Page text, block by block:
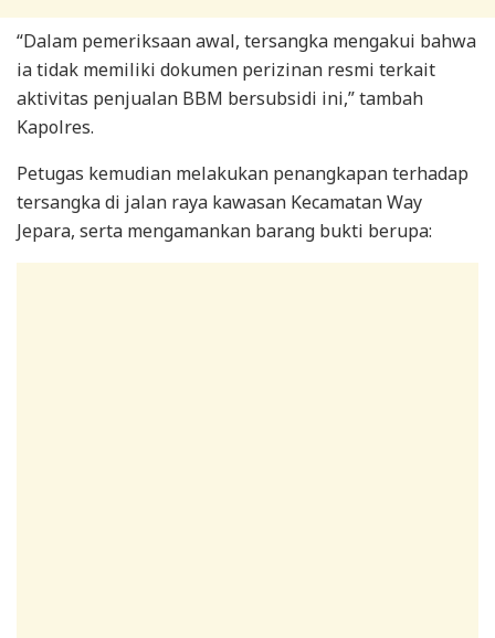
“Dalam pemeriksaan awal, tersangka mengakui bahwa
ia tidak memiliki dokumen perizinan resmi terkait
aktivitas penjualan BBM bersubsidi ini,” tambah
Kapolres.
Petugas kemudian melakukan penangkapan terhadap
tersangka di jalan raya kawasan Kecamatan Way
Jepara, serta mengamankan barang bukti berupa: